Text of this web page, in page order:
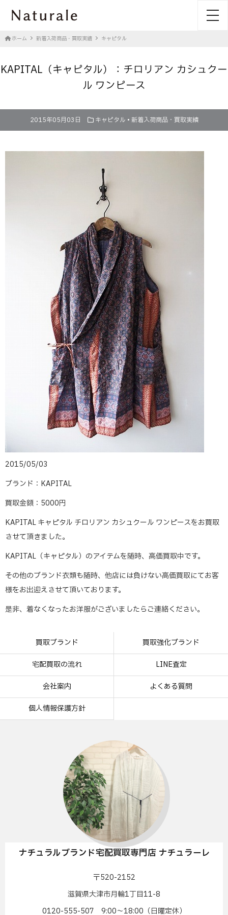
ホーム 新着入荷商品・買取実績 キャピタル
KAPITAL（キャピタル）：チロリアン カシュクー
ル ワンピース
2015年05月03日 キャピタル • 新着入荷商品・買取実績
2015/05/03
ブランド：KAPITAL
買取金額：5000円
KAPITAL キャピタル チロリアン カシュクール ワンピースをお買取
させて頂きました。
KAPITAL（キャピタル）のアイテムを随時、高価買取中です。
その他のブランド衣類も随時、他店には負けない高価買取にてお客
様をお出迎えさせて頂いております。
是非、着なくなったお洋服がございましたらご連絡ください。
買取ブランド 買取強化ブランド
宅配買取の流れ LINE査定
会社案内 よくある質問
個人情報保護方針
ナチュラルブランド宅配買取専門店 ナチュラーレ
〒520-2152
滋賀県大津市月輪1丁目11-8
0120-555-507 9:00〜18:00（日曜定休）